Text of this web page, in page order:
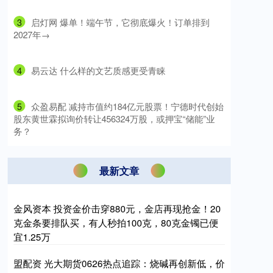
3
​启灯网 爆单！端午节，它彻底爆火！订单排到
2027年→
4 ​易云达 什么样的文艺质感更受青睐
5
​众盈易配 减持市值约184亿元股票！宁德时代创始
股东黄世霖拟询价转让456324万股，或押宝“储能”业
务？
最新文章
金风资本 投资金价击穿880元，金店再现抢金！20
克金条要排队买，有人秒拍100克，80克金镯已便
宜1.25万
盟配资 光大期货0626热点追踪：烧碱再创新低，价